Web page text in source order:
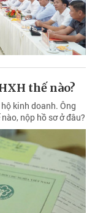
thế nào?
kinh doanh. Ông
nộp hồ sơ ở đâu?